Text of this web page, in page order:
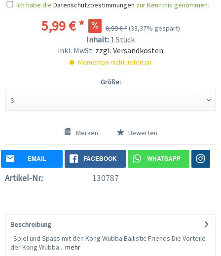
Ich habe die Datenschutzbestimmungen zur Kenntnis genommen.
5,99 € * 8,99 € *(33,37% gespart)
Inhalt: 1 Stück
inkl. MwSt. zzgl. Versandkosten
Momentan nicht lieferbar
Größe:
Merken Bewerten
EMAIL FACEBOOK WHATSAPP
Artikel-Nr.: 130787
Beschreibung
Spiel und Spass mit den Kong Wubba Ballistic Friends Die Vorteile
der Kong Wubba... mehr